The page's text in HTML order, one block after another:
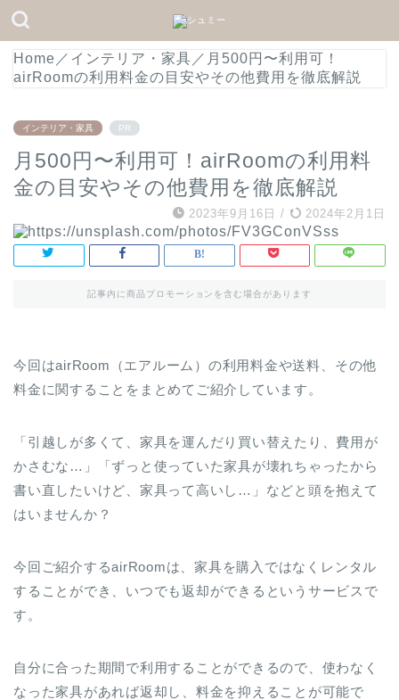
Home ／ インテリア・家具 ／ 月500円〜利用可！
airRoomの利用料金の目安やその他費用を徹底解説
インテリア・家具 PR
月500円〜利用可！airRoomの利用料
金の目安やその他費用を徹底解説
2023年9月16日 / 2024年2月1日
記事内に商品プロモーションを含む場合があります
今回はairRoom（エアルーム）の利用料金や送料、その他
料金に関することをまとめてご紹介しています。
「引越しが多くて、家具を運んだり買い替えたり、費用が
かさむな…」「ずっと使っていた家具が壊れちゃったから
書い直したいけど、家具って高いし…」などと頭を抱えて
はいませんか？
今回ご紹介するairRoomは、家具を購入ではなくレンタル
することができ、いつでも返却ができるというサービスで
す。
自分に合った期間で利用することができるので、使わなく
なった家具があれば返却し、料金を抑えることが可能で